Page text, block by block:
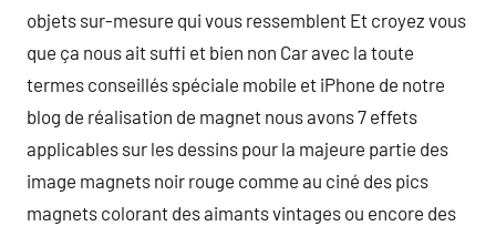
objets sur-mesure qui vous ressemblent Et croyez vous
que ça nous ait suffi et bien non Car avec la toute
termes conseillés spéciale mobile et iPhone de notre
blog de réalisation de magnet nous avons 7 effets
applicables sur les dessins pour la majeure partie des
image magnets noir rouge comme au ciné des pics
magnets colorant des aimants vintages ou encore des